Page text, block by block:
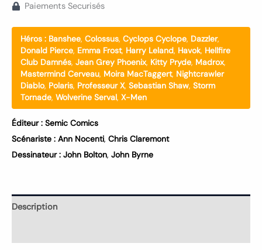
Paiements Securisés
Héros : Banshee, Colossus, Cyclops Cyclope, Dazzler,
Donald Pierce, Emma Frost, Harry Leland, Havok, Hellfire
Club Damnés, Jean Grey Phoenix, Kitty Pryde, Madrox,
Mastermind Cerveau, Moira MacTaggert, Nightcrawler
Diablo, Polaris, Professeur X, Sebastian Shaw, Storm
Tornade, Wolverine Serval, X-Men
Éditeur : Semic Comics
Scénariste : Ann Nocenti, Chris Claremont
Dessinateur : John Bolton, John Byrne
Description